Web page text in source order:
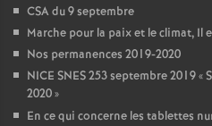
CSA du 9 septembre
Marche pour la paix et le climat, Il
Nos permanences 2019-2020
NICE SNES 253 septembre 2019 «
2020»
En ce qui concerne les tablettes